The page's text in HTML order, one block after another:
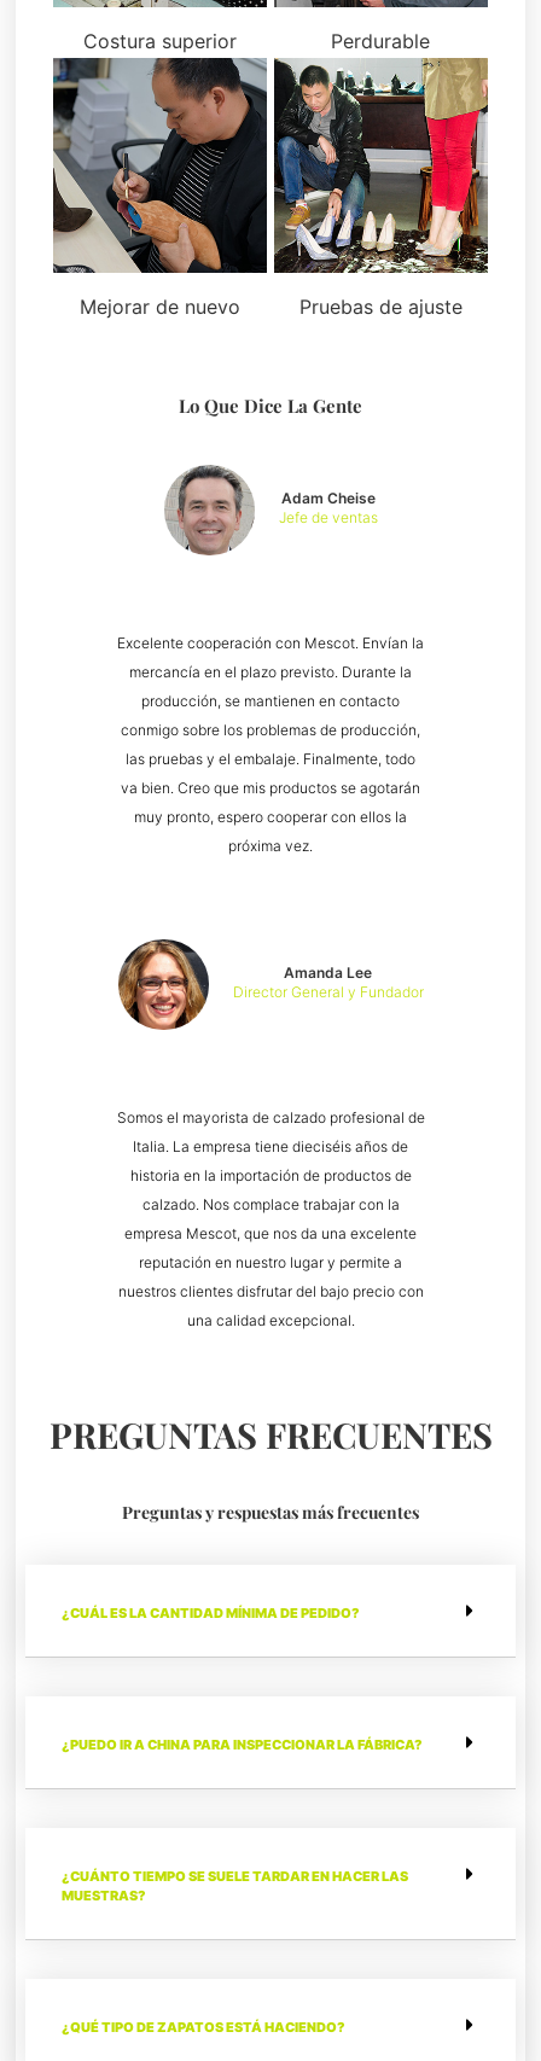
Costura superior Perdurable
Mejorar de nuevo Pruebas de ajuste
Lo Que Dice La Gente
Somos el mayorista de calzado profesional de
Italia. La empresa tiene dieciséis años de
historia en la importación de productos de
calzado. Nos complace trabajar con la
empresa Mescot, que nos da una excelente
reputación en nuestro lugar y permite a
nuestros clientes disfrutar del bajo precio con
una calidad excepcional.
Amanda Lee
Director General y Fundador
Excelente cooperación con Mescot. Envían la
mercancía en el plazo previsto. Durante la
producción, se mantienen en contacto
conmigo sobre los problemas de producción,
las pruebas y el embalaje. Finalmente, todo
va bien. Creo que mis productos se agotarán
muy pronto, espero cooperar con ellos la
próxima vez.
Adam Cheise
Jefe de ventas
PREGUNTAS FRECUENTES
Preguntas y respuestas más frecuentes
¿CUÁL ES LA CANTIDAD MÍNIMA DE PEDIDO?
¿PUEDO IR A CHINA PARA INSPECCIONAR LA FÁBRICA?
¿CUÁNTO TIEMPO SE SUELE TARDAR EN HACER LAS
MUESTRAS?
¿QUÉ TIPO DE ZAPATOS ESTÁ HACIENDO?